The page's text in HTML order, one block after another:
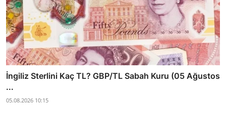
İngiliz Sterlini Kaç TL? GBP/TL Sabah Kuru (05 Ağustos
...
05.08.2026 10:15